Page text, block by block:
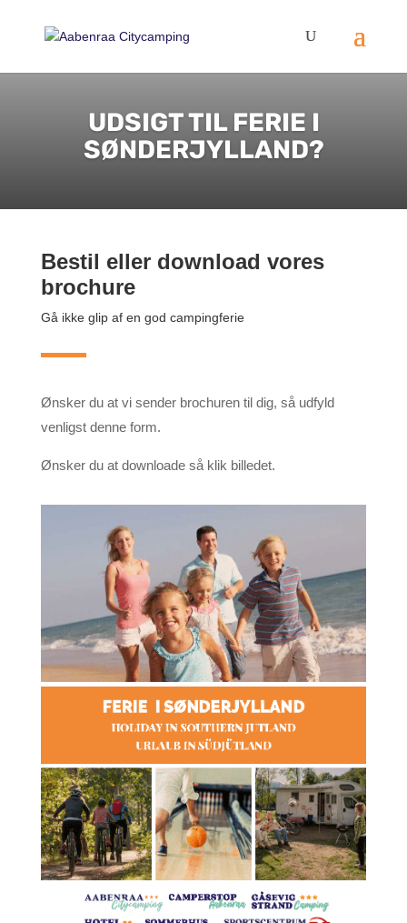
UDSIGT TIL FERIE I
SØNDERJYLLAND?
​Bestil eller download vores
brochure
Gå ikke glip af en god campingferie
Ønsker du at vi sender brochuren til dig, så udfyld
venligst denne form.
Ønsker du at downloade så klik billedet.